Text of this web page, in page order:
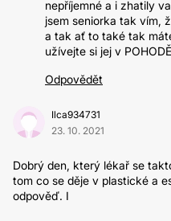
nepříjemné a i zhatily
jsem seniorka tak vím,
a tak ať to také tak
užívejte si jej v
Odpovědět
Ilca934731
23. 10. 2021
Dobrý den, který lékař se
tom co se děje v plastické a
odpověď. I